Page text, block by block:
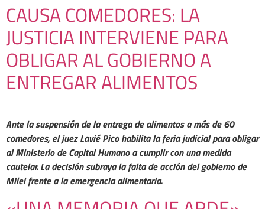
CAUSA COMEDORES: LA
JUSTICIA INTERVIENE PARA
OBLIGAR AL GOBIERNO A
ENTREGAR ALIMENTOS
Ante la suspensión de la entrega de alimentos a más de 60
comedores, el juez Lavié Pico habilita la feria judicial para obligar
al Ministerio de Capital Humano a cumplir con una medida
cautelar. La decisión subraya la falta de acción del gobierno de
Milei frente a la emergencia alimentaria.